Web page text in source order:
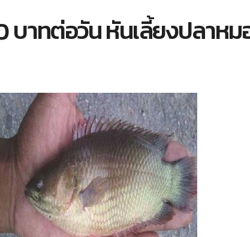
าทต่อวัน หันเลี้ยงปลาหม